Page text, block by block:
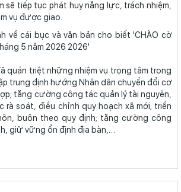
sẽ tiếp tục phát huy năng lực, trách nhiệm,
vụ được giao.
quán triệt những nhiệm vụ trọng tâm trong
trung định hướng Nhân dân chuyển đổi cơ
tăng cường công tác quản lý tài nguyên,
rà soát, điều chỉnh quy hoạch xã mới; triển
buôn theo quy định; tăng cường công
giữ vững ổn định địa bàn,…